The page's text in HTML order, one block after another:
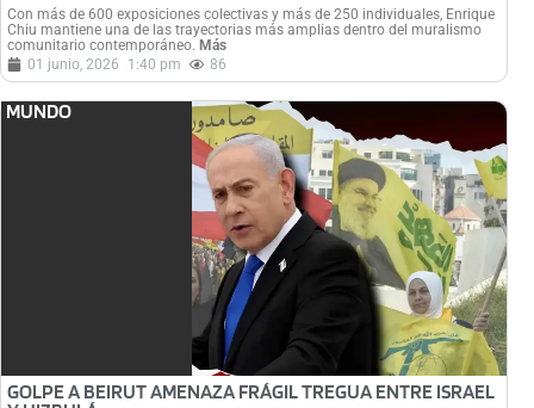
Con más de 600 exposiciones colectivas y más de 250 individuales, Enrique
Chiu mantiene una de las trayectorias más amplias dentro del muralismo
comunitario contemporáneo. Más
01 junio, 2026
1:40 pm 86
MUNDO
GOLPE A BEIRUT AMENAZA FRÁGIL TREGUA ENTRE ISRAEL